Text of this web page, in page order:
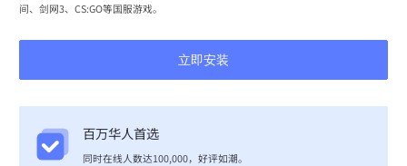
间、剑网3、CS:GO等国服游戏。
立即安装
百万华人首选
同时在线人数达100,000，好评如潮。